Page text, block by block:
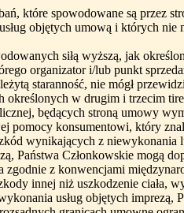
które spowodowane są przez
objętych umową i których nie
siłą wyższą, jak
organizator i/lub punkt
staranność, nie mógł
określonych w drugim i trzecim
będących stroną umowy
pomocy konsumentowi, który
wynikających z niewykonania
Państwa Członkowskie mogą
zgodnie z konwencjami
innej niż uszkodzenie ciała,
usług objętych imprezą,